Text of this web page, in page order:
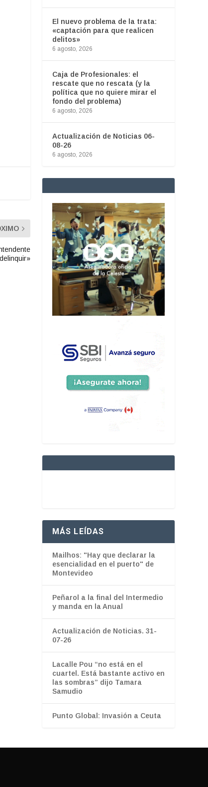
El nuevo problema de la trata:
«captación para que realicen
delitos»
6 agosto, 2026
Caja de Profesionales: el
rescate que no rescata (y la
política que no quiere mirar el
fondo del problema)
6 agosto, 2026
Actualización de Noticias 06-
08-26
6 agosto, 2026
MÁS LEÍDAS
Mailhos: "Hay que declarar la
esencialidad en el puerto" de
Montevideo
Peñarol a la final del Intermedio
y manda en la Anual
Actualización de Noticias. 31-
07-26
Lacalle Pou “no está en el
cuartel. Está bastante activo en
las sombras” dijo Tamara
Samudio
Punto Global: Invasión a Ceuta